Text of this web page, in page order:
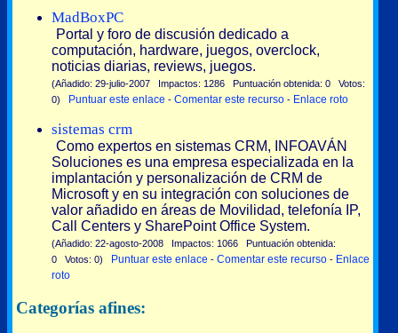
MadBoxPC
Portal y foro de discusión dedicado a
computación, hardware, juegos, overclock,
noticias diarias, reviews, juegos.
(Añadido: 29-julio-2007 Impactos: 1286 Puntuación obtenida: 0 Votos:
0) Puntuar este enlace - Comentar este recurso - Enlace roto
sistemas crm
Como expertos en sistemas CRM, INFOAVÁN
Soluciones es una empresa especializada en la
implantación y personalización de CRM de
Microsoft y en su integración con soluciones de
valor añadido en áreas de Movilidad, telefonía IP,
Call Centers y SharePoint Office System.
(Añadido: 22-agosto-2008 Impactos: 1066 Puntuación obtenida:
0 Votos: 0) Puntuar este enlace - Comentar este recurso - Enlace
roto
Categorías afines: